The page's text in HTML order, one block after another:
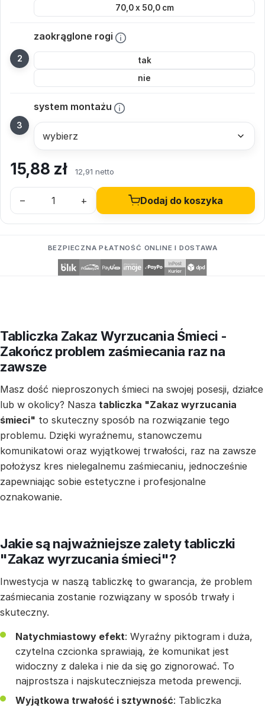
70,0 x 50,0 cm
zaokrąglone rogi
tak
nie
system montażu
15,88 zł 12,91 netto
– + Dodaj do koszyka
BEZPIECZNA PŁATNOŚĆ ONLINE I DOSTAWA
Tabliczka Zakaz Wyrzucania Śmieci -
Zakończ problem zaśmiecania raz na
zawsze
Masz dość nieproszonych śmieci na swojej posesji, działce
lub w okolicy? Nasza tabliczka "Zakaz wyrzucania
śmieci" to skuteczny sposób na rozwiązanie tego
problemu. Dzięki wyraźnemu, stanowczemu
komunikatowi oraz wyjątkowej trwałości, raz na zawsze
położysz kres nielegalnemu zaśmiecaniu, jednocześnie
zapewniając sobie estetyczne i profesjonalne
oznakowanie.
Jakie są najważniejsze zalety tabliczki
"Zakaz wyrzucania śmieci"?
Inwestycja w naszą tabliczkę to gwarancja, że problem
zaśmiecania zostanie rozwiązany w sposób trwały i
skuteczny.
Natychmiastowy efekt: Wyraźny piktogram i duża,
czytelna czcionka sprawiają, że komunikat jest
widoczny z daleka i nie da się go zignorować. To
najprostsza i najskuteczniejsza metoda prewencji.
Wyjątkowa trwałość i sztywność: Tabliczka